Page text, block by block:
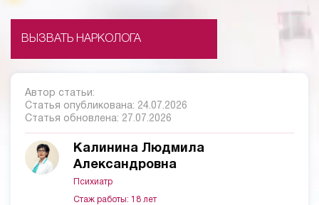
ВЫЗВАТЬ НАРКОЛОГА
Автор статьи:
Статья опубликована: 24.07.2026
Статья обновлена: 27.07.2026
Калинина Людмила
Александровна
Психиатр
Стаж работы: 18 лет